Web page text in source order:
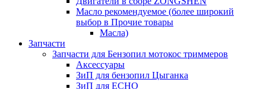
Масло рекомендуемое (более широкий
выбор в Прочие товары
Масла)
Запчасти
Запчасти для Бензопил мотокос триммеров
Аксессуары
ЗиП для бензопил Цыганка
ЗиП для ЕСНО